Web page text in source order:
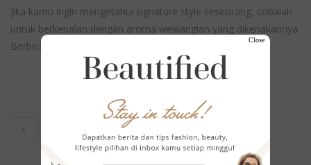
Jika kamu ingin mengetahui signature style seseorang, cobalah
untuk berkenalan dengan aroma wewangian yang dikenakannya.
Berbicara tentang tokoh ternama di dunia mode dan …Close